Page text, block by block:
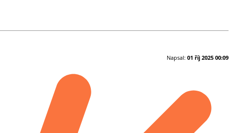
Napsal: 01 říj 2025 00:09